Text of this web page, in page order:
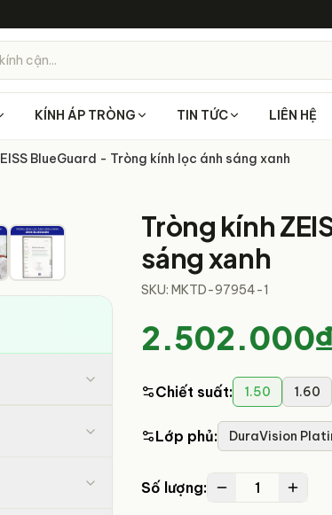
cận...
KÍNH ÁP TRÒNG TIN TỨC LIÊN HỆ
BlueGuard - Tròng kính lọc ánh sáng xanh
Tròng kính
sáng xanh
SKU:MKTD-97954-1
Chiết suất: 1.50 1.60
Lớp phủ: DuraVision
Số lượng: 1